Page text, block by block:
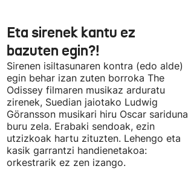
Eta sirenek kantu ez
bazuten egin?!
Sirenen isiltasunaren kontra (edo alde)
egin behar izan zuten borroka The
Odissey filmaren musikaz arduratu
zirenek, Suedian jaiotako Ludwig
Göransson musikari hiru Oscar sariduna
buru zela. Erabaki sendoak, ezin
utzizkoak hartu zituzten. Lehengo eta
kasik garrantzi handienetakoa:
orkestrarik ez zen izango.